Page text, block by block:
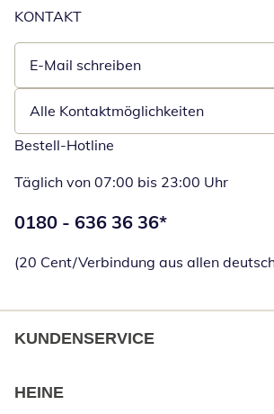
KONTAKT
E-Mail schreiben
Öffnet E-Mail-Client
Alle Kontaktmöglichkeiten
Bestell-Hotline
Täglich von 07:00 bis 23:00 Uhr
Telefonnummer:
0180 - 636 36 36*
(20 Cent/Verbindung aus allen
KUNDENSERVICE
HEINE